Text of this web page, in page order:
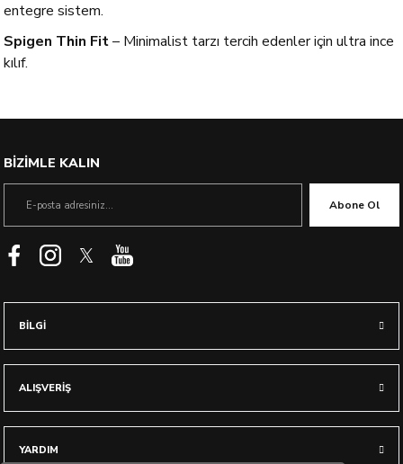
entegre sistem.
Spigen Thin Fit– Minimalist tarzı tercih edenler için ultra ince
kılıf.
BİZİMLE KALIN
Abone Ol
BİLGİ
ALIŞVERİŞ
YARDIM